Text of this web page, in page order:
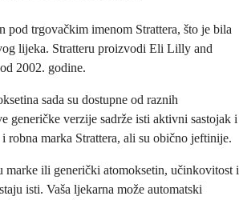
pod trgovačkim imenom Strattera, što je bila
lijeka. Stratteru proizvodi Eli Lilly and
2002. godine.
sada su dostupne od raznih
generičke verzije sadrže isti aktivni sastojak i
robna marka Strattera, ali su obično jeftinije.
marke ili generički atomoksetin, učinkovitost i
isti. Vaša ljekarna može automatski